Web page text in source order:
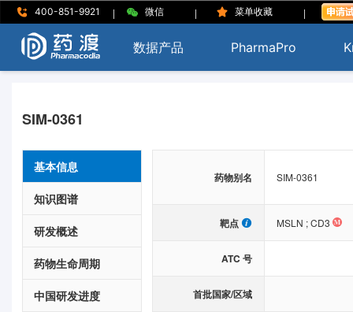
400-851-9921 | 微信 | 菜单收藏 |
数据产品 PharmaPro
SIM-0361
基本信息
知识图谱
研发概述
药物生命周期
中国研发进度
药物别名 SIM-0361
靶点 MSLN ;CD3
ATC 号
首批国家/区域